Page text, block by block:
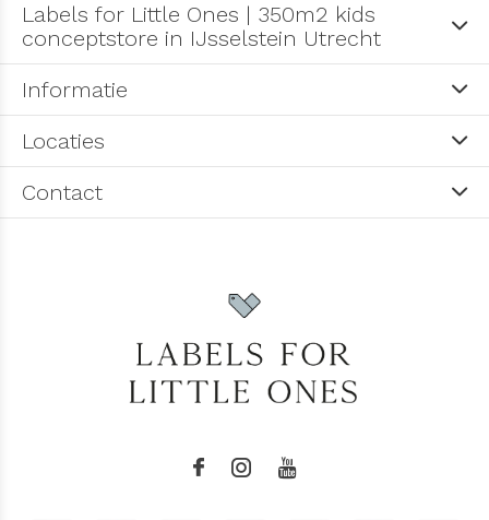
Labels for Little Ones | 350m2 kids
conceptstore in IJsselstein Utrecht
Informatie
Locaties
Contact